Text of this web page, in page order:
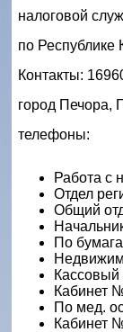
налоговой
по Республике
Контакты:
город Печора,
телефоны:
Работа с
Отдел
Общий
По
Кассовый
Кабинет
По мед.
Кабинет